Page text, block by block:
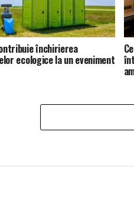
închirierea
ecologice la un eveniment